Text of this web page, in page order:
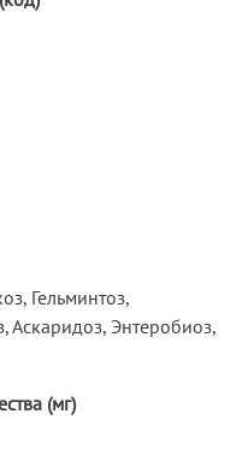
Гельминтоз,
Аскаридоз, Энтеробиоз,
(мг)